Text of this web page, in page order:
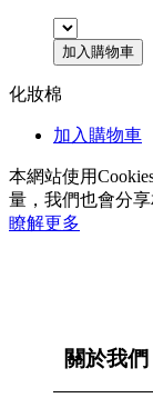
加入購物車
化妝棉
加入購物車
本網站使用
量，我們也會分
瞭解更多
關於我們